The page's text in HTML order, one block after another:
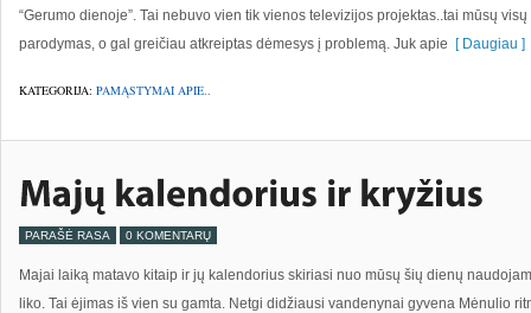
“Gerumo dienoje”. Tai nebuvo vien tik vienos televizijos projektas..tai mūsų
parodymas, o gal greičiau atkreiptas dėmesys į problemą. Juk apie [ Daugiau ]
KATEGORIJA: PAMĄSTYMAI APIE..
PARAŠĖ RASA 0 KOMENTARŲ
Majai laiką matavo kitaip ir jų kalendorius skiriasi nuo mūsų šių dienų
liko. Tai ėjimas iš vien su gamta. Netgi didžiausi vandenynai gyvena Mėnulio